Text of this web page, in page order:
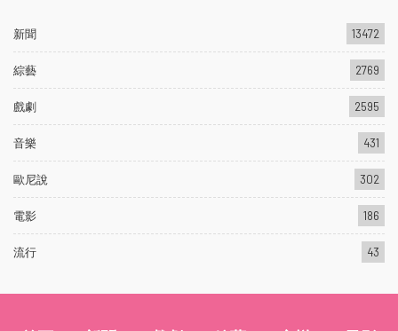
新聞 13472
綜藝 2769
戲劇 2595
音樂 431
歐尼說 302
電影 186
流行 43